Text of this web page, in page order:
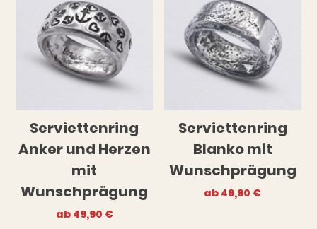
Serviettenring
Anker und Herzen
mit
Wunschprägung
ab 49,90 €
Serviettenring
Blanko mit
Wunschprägung
ab 49,90 €